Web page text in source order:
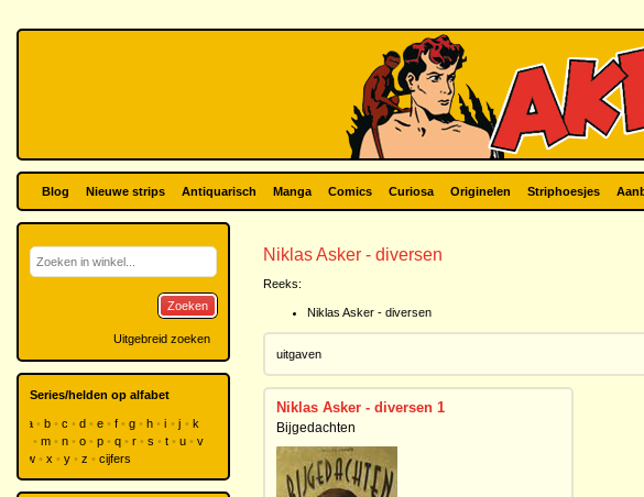
Blog Nieuwe strips Antiquarisch Manga Comics Curiosa Originelen Striphoesjes
Niklas Asker - diversen
Reeks:
Niklas Asker - diversen
uitgaven
Niklas Asker - diversen 1
Bijgedachten
Zoeken
Uitgebreid zoeken
Series/helden op alfabet
a b c d e f g h i j
k
m n o p q r s t u
v
w
x y z cijfers